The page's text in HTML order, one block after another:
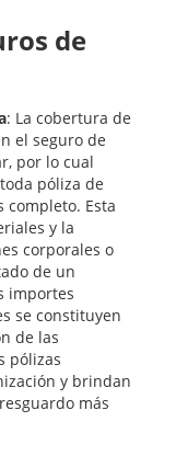
de
: La cobertura de
el seguro de
por lo cual
póliza de
completo. Esta
y la
corporales o
de un
importes
se constituyen
de las
pólizas
y brindan
más